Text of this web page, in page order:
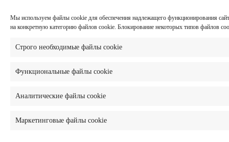
Мы используем файлы cookie для обеспечения надлежащего функционирования
на конкретную категорию файлов cookie. Блокирование некоторых типов файлов
Строго необходимые файлы cookie
Функциональные файлы cookie
Аналитические файлы cookie
Маркетинговые файлы cookie